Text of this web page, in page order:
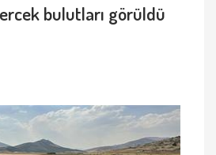
bulutları görüldü